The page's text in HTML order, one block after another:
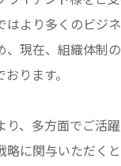
はより多くのビジ
、現在、組織体制
ります。
り、多方面でご活
略に関与いただく